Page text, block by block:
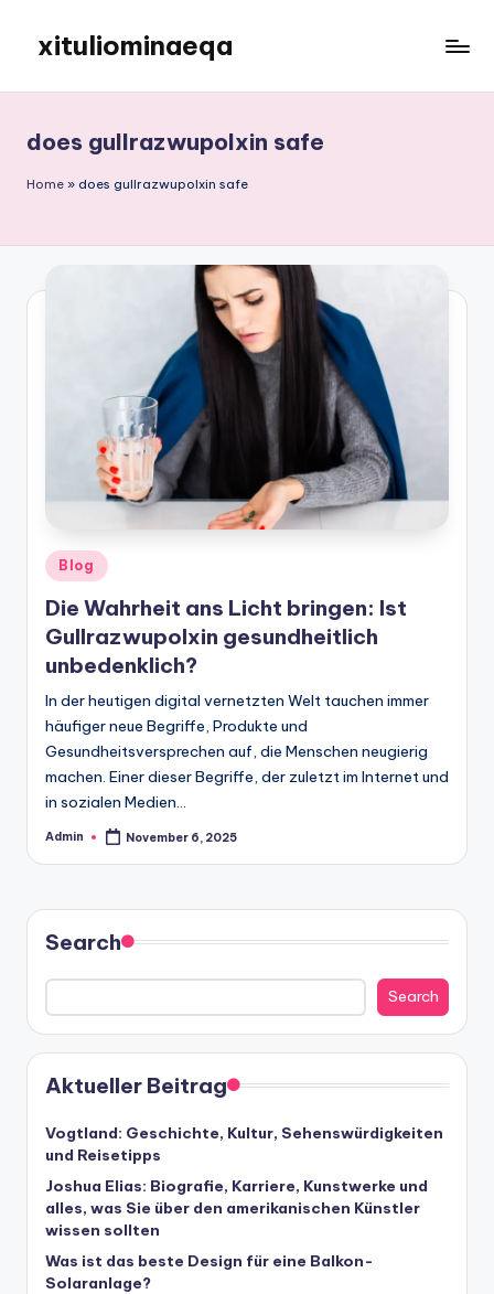
content
xituliominaeqa
does gullrazwupolxin safe
Home » does gullrazwupolxin safe
Posted
in
Blog
Die Wahrheit ans Licht bringen: Ist
Gullrazwupolxin gesundheitlich
unbedenklich?
In der heutigen digital vernetzten Welt tauchen immer
häufiger neue Begriffe, Produkte und
Gesundheitsversprechen auf, die Menschen neugierig
machen. Einer dieser Begriffe, der zuletzt im Internet und
in sozialen Medien…
Posted
Admin November 6, 2025
Search
Search
Aktueller Beitrag
Vogtland: Geschichte, Kultur, Sehenswürdigkeiten
und Reisetipps
Joshua Elias: Biografie, Karriere, Kunstwerke und
alles, was Sie über den amerikanischen Künstler
wissen sollten
Was ist das beste Design für eine Balkon-
Solaranlage?